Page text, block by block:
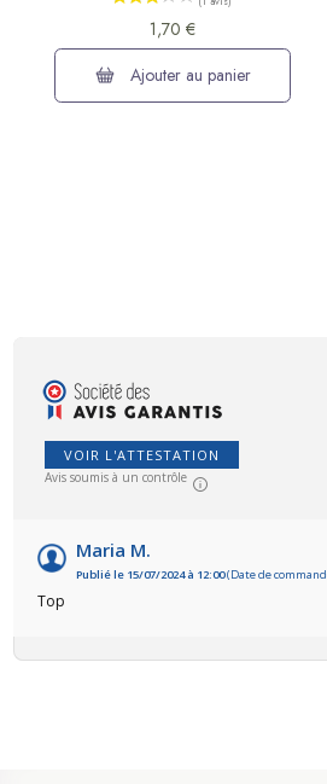
1,70 €
Ajouter au panier
VOIR L'ATTESTATION
Avis soumis à un contrôle
Maria M.
Publié le 15/07/2024 à 12:00(Date de
Top